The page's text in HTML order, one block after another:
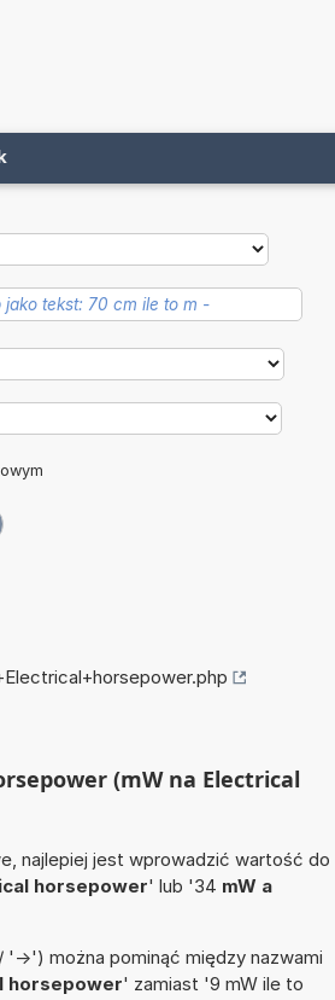
(mW na Electrical
najlepiej jest wprowadzić wartość do
horsepower' lub '34 mW a
>') można pominąć między nazwami
horsepower' zamiast '9 mW ile to